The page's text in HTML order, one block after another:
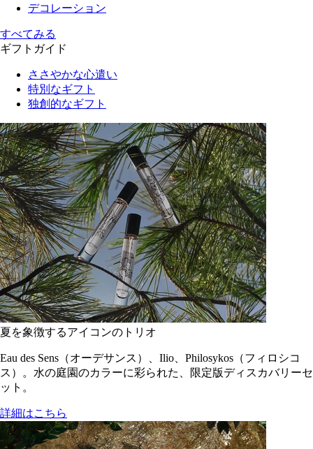
デコレーション
すべてみる
ギフトガイド
ささやかな心遣い
特別なギフト
独創的なギフト
夏を象徴するアイコンのトリオ
Eau des Sens（オーデサンス）、Ilio、Philosykos（フィロシコ
ス）。水の庭園のカラーに彩られた、限定版ディスカバリーセ
ット。
詳細はこちら